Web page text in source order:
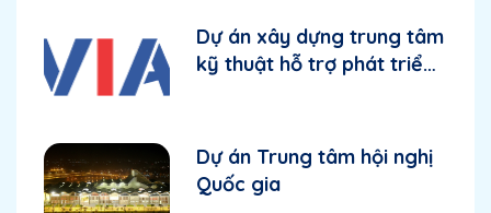
Dự án xây dựng trung tâm
kỹ thuật hỗ trợ phát triển
Dự án Trung tâm hội nghị
Quốc gia